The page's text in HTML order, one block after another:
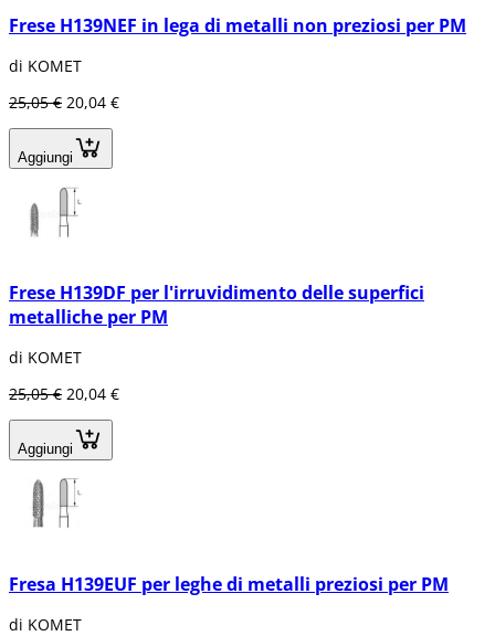
Frese H139NEF in lega di metalli non preziosi per PM
di KOMET
25,05 € 20,04 €
Aggiungi
Frese H139DF per l'irruvidimento delle superfici
metalliche per PM
di KOMET
25,05 € 20,04 €
Aggiungi
Fresa H139EUF per leghe di metalli preziosi per PM
di KOMET